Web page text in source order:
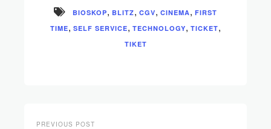
BIOSKOP, BLITZ, CGV, CINEMA, FIRST
TIME, SELF SERVICE, TECHNOLOGY, TICKET,
TIKET
PREVIOUS POST